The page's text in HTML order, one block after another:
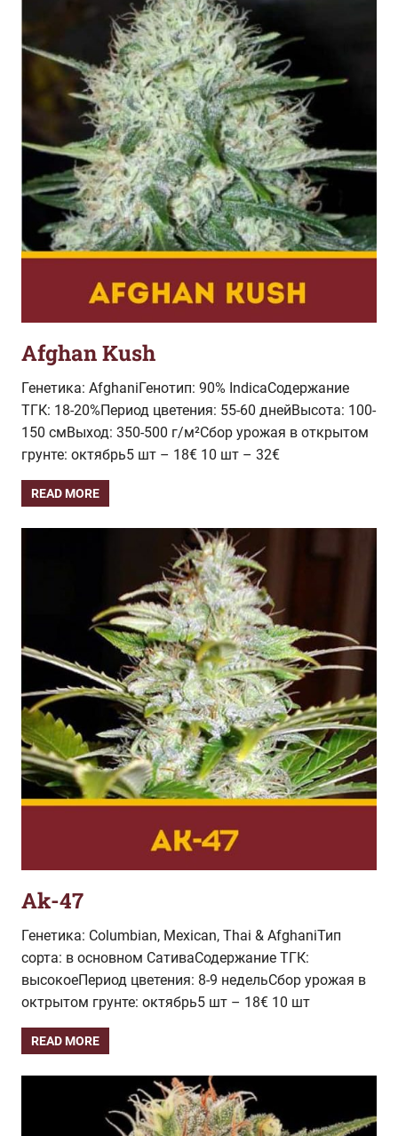
Afghan Kush
Генетика: AfghaniГенотип: 90% IndicaСодержание
ТГК: 18-20%Период цветения: 55-60 днейВысота: 100-
150 смВыход: 350-500 г/м²Сбор урожая в открытом
грунте: октябрь5 шт – 18€ 10 шт – 32€
READ MORE
Ak-47
Генетика: Columbian, Mexican, Thai & AfghaniТип
сорта: в основном СативаСодержание ТГК:
высокоеПериод цветения: 8-9 недельСбор урожая в
октрытом грунте: октябрь5 шт – 18€ 10 шт
READ MORE